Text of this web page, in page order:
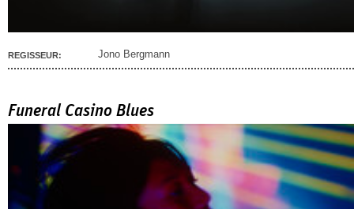
REGISSEUR: Jono Bergmann
Funeral Casino Blues